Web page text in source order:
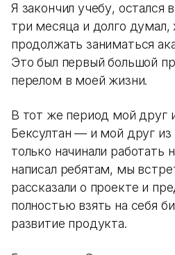
Я закончил учебу,
три месяца и долго думал,
продолжать заниматься
Это был первый большой
перелом в моей жизни.
В тот же период мой
Бексултан — и мой друг
только начинали работать
написал ребятам, мы
рассказали о проекте и
полностью взять на себя
развитие продукта.